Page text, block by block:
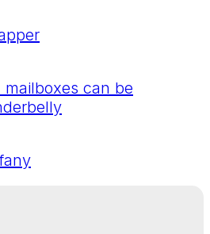
can be